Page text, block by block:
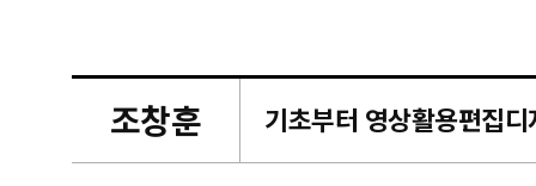
조창훈